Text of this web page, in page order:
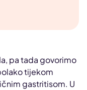
pa tada govorimo
tijekom
gastritisom. U